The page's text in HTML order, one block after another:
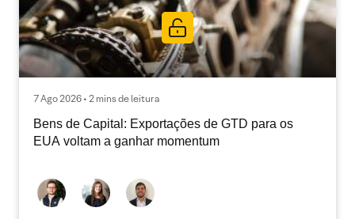
7 Ago 2026 • 2 mins de leitura
Bens de Capital: Exportações de GTD para os
EUA voltam a ganhar momentum